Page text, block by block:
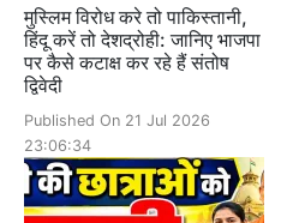
मुस्लिम विरोध करे तो पाकिस्तानी,
हिंदू करें तो देशद्रोही: जानिए भाजपा
पर कैसे कटाक्ष कर रहे हैं संतोष
द्विवेदी
Published On 21 Jul 2026
23:06:34